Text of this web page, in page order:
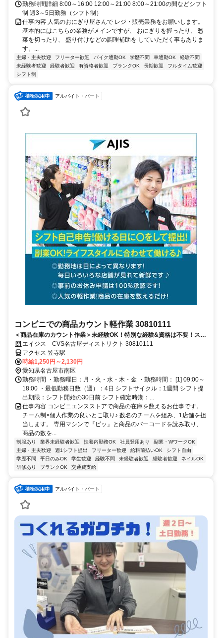
勤務時間詳細 8:00～16:00 12:00～21:00 8:00～21:00の間などシフト
制 週3～5日勤務（シフト制）
仕事内容 人気のおにぎり屋さんで レジ・販売業務をお願いします。
基本的にはこちらの業務がメインですが、 おにぎりを握ったり、 惣
菜を切ったり、 盛り付けなどの調理補助を していただく事もありま
す。...
主婦・主夫歓迎 フリーター歓迎 バイク通勤OK 学歴不問 車通勤OK
経験不問
未経験者歓迎
経験者歓迎 有資格者歓迎 ブランクOK 長期歓迎
フルタイム歓迎
シフト制
アルバイト・パート
コンビニでの商品カウント軽作業 30810111
＜商品在庫のカウント作業＞未経験OK！特別な経験&資格は不要！スキ
ルや実績で高収入も目指せるお仕事◎♪
エイジス CVS名古屋ディストリクト 30810111
アクセス 笠寺駅
時給1,250円～2,130円
愛知県名古屋市南区
勤務時間 ・勤務曜日：月・火・水・木・金 ・勤務時間： [1] 09:00～
18:00 ・最低勤務日数（週）：4日 シフトサイクル：1週間 シフト提
出期限：シフト開始の30日前 シフト確定時期：...
仕事内容 コンビニエンスストアで商品の在庫を数えるお仕事です。
チーム制×個人作業の良いとこ取り♪ 数名のチームを組み、1店舗を担
当します。 専用マシンで『ピッ』と商品のバーコードを読み取り、
商品の数を...
制服あり 業界未経験者歓迎 扶養内勤務OK 社員登用あり
副業・WワークOK
主婦・主夫歓迎
週1シフト提出 フリーター歓迎 給料前払いOK
シフト自由
学歴不問
平日のみOK 学生歓迎 経験不問 未経験者歓迎 経験者歓迎
ネイルOK
研修あり
ブランクOK 交通費支給
アルバイト・パート